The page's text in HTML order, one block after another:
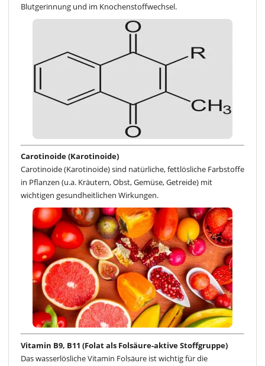
Blutgerinnung und im Knochenstoffwechsel.
Carotinoide (Karotinoide)
Carotinoide (Karotinoide) sind natürliche, fettlösliche Farbstoffe
in Pflanzen (u.a. Kräutern, Obst, Gemüse, Getreide) mit
wichtigen gesundheitlichen Wirkungen.
Vitamin B9, B11 (Folat als Folsäure-aktive Stoffgruppe)
Das wasserlösliche Vitamin Folsäure ist wichtig für die